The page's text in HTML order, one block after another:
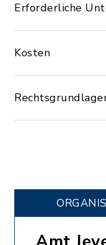
Erforderliche
Kosten